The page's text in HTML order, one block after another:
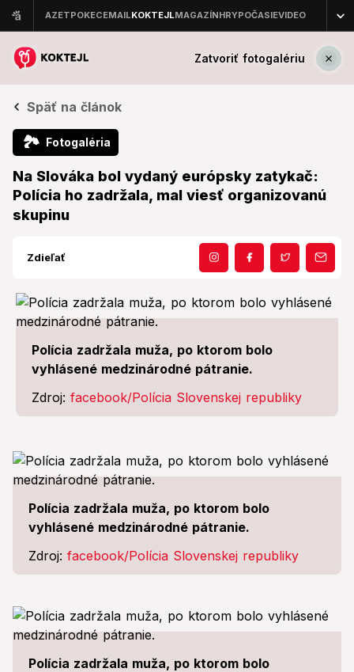
Zatvoriť fotogalériu
Späť na článok
🏞 Fotogaléria
Na Slováka bol vydaný európsky zatykač:
Polícia ho zadržala, mal viesť organizovanú
skupinu
Zdieľať
Polícia zadržala muža, po ktorom bolo
vyhlásené medzinárodné pátranie.
Zdroj: facebook/Polícia Slovenskej republiky
Polícia zadržala muža, po ktorom bolo
vyhlásené medzinárodné pátranie.
Zdroj: facebook/Polícia Slovenskej republiky
Polícia zadržala muža, po ktorom bolo